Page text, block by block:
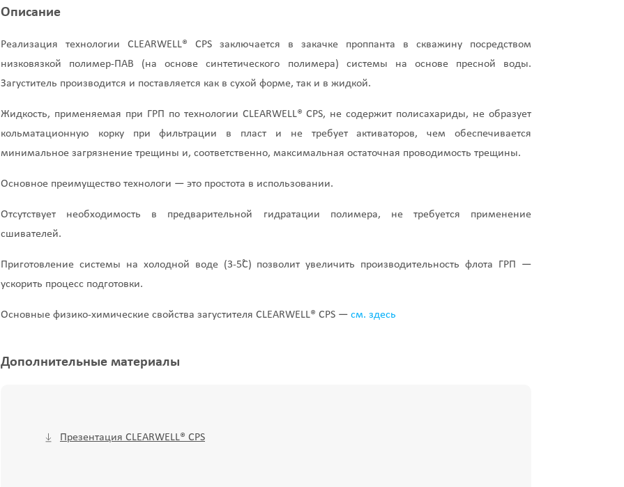
Описание
Реализация технологии CLEARWELL® CPS заключается в закачке проппанта в скважину посредством
низковязкой полимер-ПАВ (на основе синтетического полимера) системы на основе пресной воды.
Загуститель производится и поставляется как в сухой форме, так и в жидкой.
Жидкость, применяемая при ГРП по технологии CLEARWELL® CPS, не содержит полисахариды, не образует
кольматационную корку при фильтрации в пласт и не требует активаторов, чем обеспечивается
минимальное загрязнение трещины и, соответственно, максимальная остаточная проводимость трещины.
Основное преимущество технологи — это простота в использовании.
Отсутствует необходимость в предварительной гидратации полимера, не требуется применение
сшивателей.
Приготовление системы на холодной воде (3-5˚С) позволит увеличить производительность флота ГРП —
ускорить процесс подготовки.
Основные физико-химические свойства загустителя CLEARWELL® CPS — см. здесь
Дополнительные материалы
Презентация CLEARWELL® CPS